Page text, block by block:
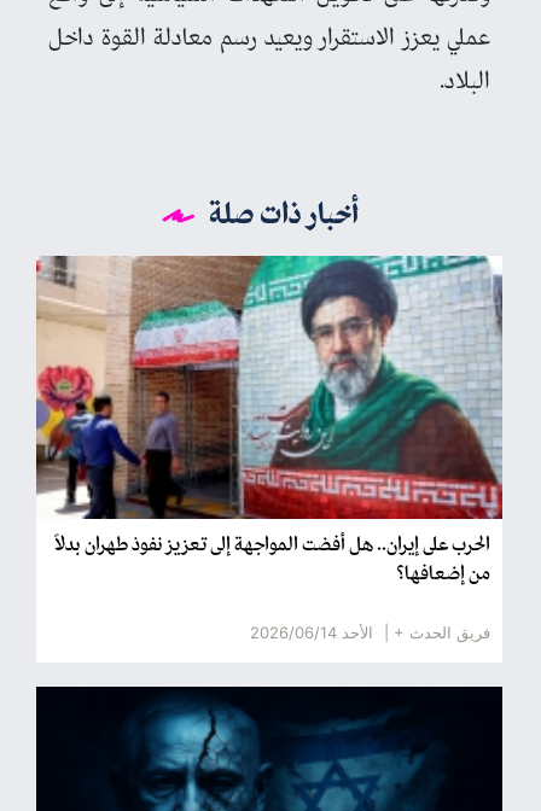
عملي يعزز الاستقرار ويعيد رسم معادلة القوة داخل
البلاد.
أخبار ذات صلة
الحرب على إيران.. هل أفضت المواجهة إلى تعزيز نفوذ طهران بدلاً
من إضعافها؟
فريق الحدث + | الأحد 2026/06/14